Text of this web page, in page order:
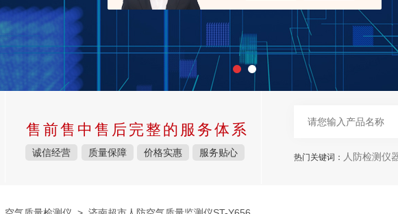
售前售中售后完整的服务体系
诚信经营 质量保障 价格实惠 服务贴心 热门关键词： 人防检测仪